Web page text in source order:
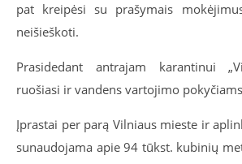
pat kreipėsi su prašymais
neišieškoti.
Prasidedant antrajam karantinui
ruošiasi ir vandens vartojimo
Įprastai per parą Vilniaus mieste ir
sunaudojama apie 94 tūkst. kubinių